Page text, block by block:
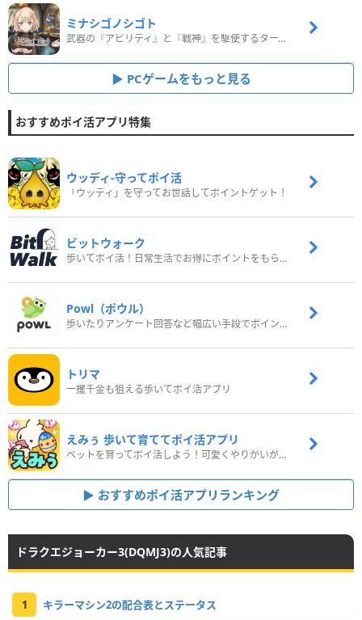
ミナシゴノシゴト
武器の『アビリティ』と『戦神』を駆使するターン制コマンドバトルRPG！
PCゲームをもっと見る
おすすめポイ活アプリ特集
ウッディ‐守ってポイ活
「ウッディ」を守ってお世話してポイントゲット！
ビットウォーク
歩いてポイ活！日常生活でお得にポイントをもらおう
Powl（ポウル）
歩いたりアンケート回答など幅広い手段でポイントをゲット
トリマ
一攫千金も狙える歩いてポイ活アプリ
えみぅ 歩いて育ててポイ活アプリ
ペットを育ってポイ活しよう！可愛くやりがいがある新感覚アプリ
おすすめポイ活アプリランキング
ドラクエジョーカー3(DQMJ3)の人気記事
1 キラーマシン2の配合表とステータス